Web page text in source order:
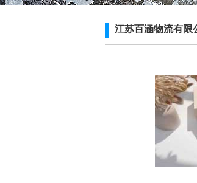
江苏百涵物流有限